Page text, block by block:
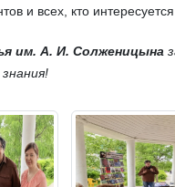
и всех, кто
им. А. И. Солженицына